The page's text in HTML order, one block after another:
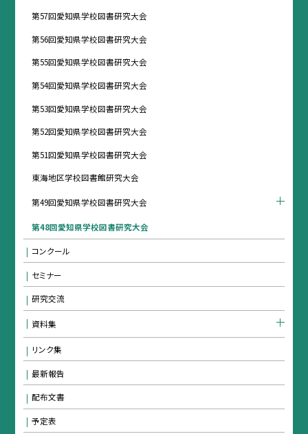
第57回愛知県学校図書研究大会
第56回愛知県学校図書研究大会
第55回愛知県学校図書研究大会
第54回愛知県学校図書研究大会
第53回愛知県学校図書研究大会
第52回愛知県学校図書研究大会
第51回愛知県学校図書研究大会
東海地区学校図書館研究大会
第49回愛知県学校図書研究大会
第48回愛知県学校図書研究大会
コンクール
セミナー
研究交流
資料集
リンク集
最新報告
配布文書
予定表